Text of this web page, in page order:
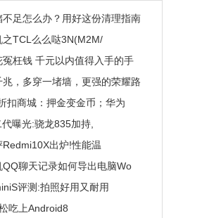
不足怎么办？用好这份清理指南
之TCL么么哒3N(M2M/
冤枉钱 千元以内值得入手的手
兆，多穿一堵墙，更强的荣耀路
扣商城：押金变金币；华为
曝光:骁龙835加持,
Redmi10X出炉!性能温
QQ聊天记录如何导出电脑Wo
评测:拍照好用又耐用
吃上Android8